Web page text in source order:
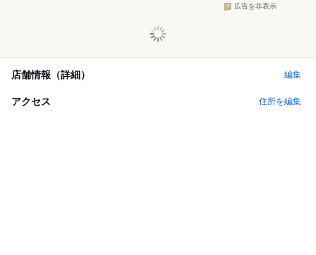
広告を非表示
店舗情報（詳細） 編集
アクセス 住所を編集